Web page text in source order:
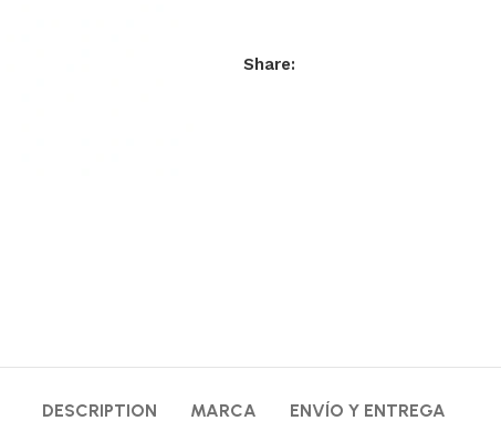
Share:
DESCRIPTION MARCA ENVÍO Y ENTREGA